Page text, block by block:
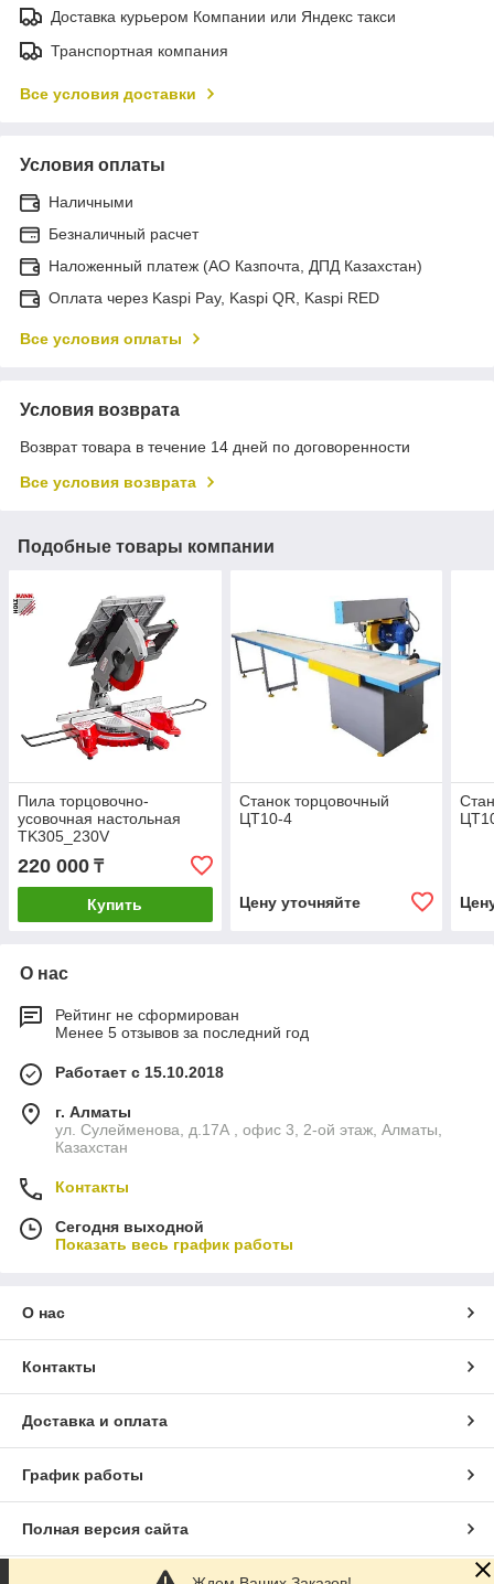
Доставка курьером Компании или Яндекс такси
Транспортная компания
Все условия доставки
Условия оплаты
Наличными
Безналичный расчет
Наложенный платеж (АО Казпочта, ДПД Казахстан)
Оплата через Kaspi Pay, Kaspi QR, Kaspi RED
Все условия оплаты
Условия возврата
Возврат товара в течение 14 дней по договоренности
Все условия возврата
Подобные товары компании
Пила торцовочно-
усовочная настольная
TK305_230V
220 000 ₸
Купить
Станок торцовочный
ЦТ10-4
Цену уточняйте
О нас
Рейтинг не сформирован
Менее 5 отзывов за последний год
Работает с 15.10.2018
г. Алматы
ул. Сулейменова, д.17А , офис 3, 2-ой этаж, Алматы,
Казахстан
Контакты
Сегодня выходной
Показать весь график работы
О нас
Контакты
Доставка и оплата
График работы
Полная версия сайта